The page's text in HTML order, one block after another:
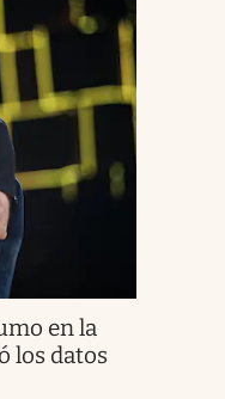
en la
los datos